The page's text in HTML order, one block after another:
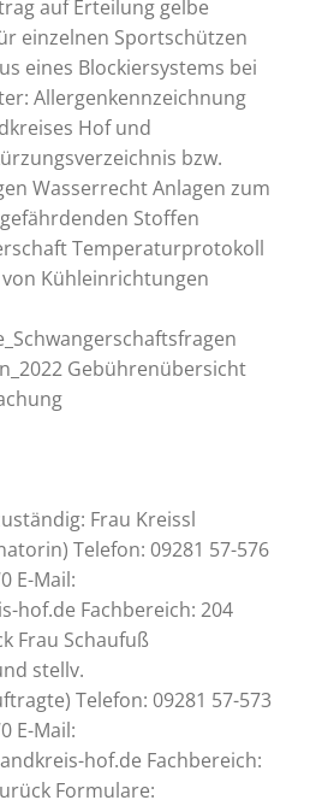
auf Erteilung gelbe
einzelnen Sportschützen
eines Blockiersystems bei
Allergenkennzeichnung
Hof und
bzw.
Wasserrecht Anlagen zum
Stoffen
Temperaturprotokoll
Kühleinrichtungen
Gebührenübersicht
Frau Kreissl
Telefon: 09281 57-576
E-Mail:
hof.de Fachbereich: 204
Frau Schaufuß
stellv.
Telefon: 09281 57-573
E-Mail:
hof.de Fachbereich:
Formulare: